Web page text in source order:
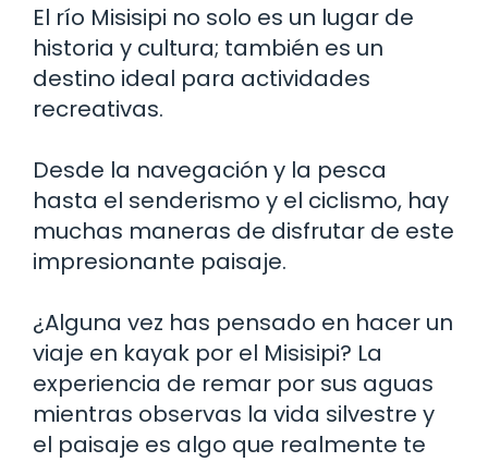
El río Misisipi no solo es un lugar de
historia y cultura; también es un
destino ideal para actividades
recreativas.
Desde la navegación y la pesca
hasta el senderismo y el ciclismo, hay
muchas maneras de disfrutar de este
impresionante paisaje.
¿Alguna vez has pensado en hacer un
viaje en kayak por el Misisipi? La
experiencia de remar por sus aguas
mientras observas la vida silvestre y
el paisaje es algo que realmente te